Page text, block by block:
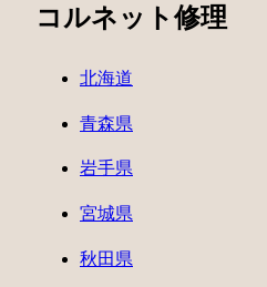
コルネット修理
北海道
青森県
岩手県
宮城県
秋田県